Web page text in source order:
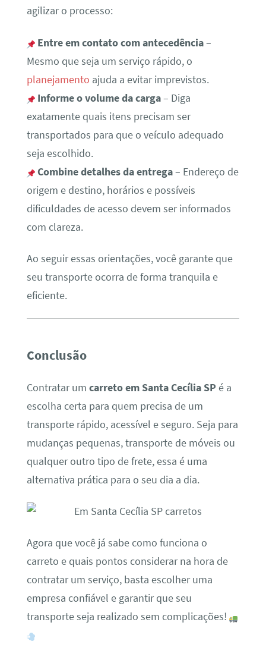
agilizar o processo:
Entre em contato com antecedência–
Mesmo que seja um serviço rápido, o
planejamento ajuda a evitar imprevistos.
Informe o volume da carga– Diga
exatamente quais itens precisam ser
transportados para que o veículo adequado
seja escolhido.
Combine detalhes da entrega– Endereço de
origem e destino, horários e possíveis
dificuldades de acesso devem ser informados
com clareza.
Ao seguir essas orientações, você garante que
seu transporte ocorra de forma tranquila e
eficiente.
Conclusão
Contratar um carreto em Santa Cecília SP é a
escolha certa para quem precisa de um
transporte rápido, acessível e seguro. Seja para
mudanças pequenas, transporte de móveis ou
qualquer outro tipo de frete, essa é uma
alternativa prática para o seu dia a dia.
Agora que você já sabe como funciona o
carreto e quais pontos considerar na hora de
contratar um serviço, basta escolher uma
empresa confiável e garantir que seu
transporte seja realizado sem complicações!